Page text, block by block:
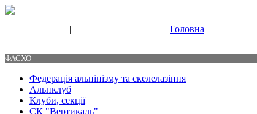
| Головна
ФАСХО
Федерація альпінізму та скелелазіння
Альпклуб
Клуби, секції
СК "Вертикаль"